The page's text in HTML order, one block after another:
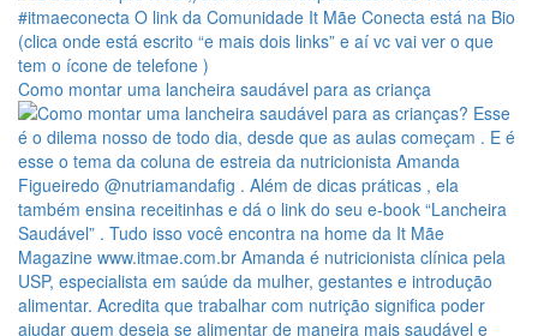
Como montar uma lancheira saudável para as criança